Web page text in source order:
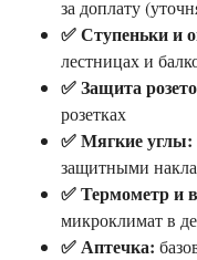
за доплату
✅ Ступеньки и
лестницах и
✅ Защита
розетках
✅ Мягкие углы:
защитными
✅ Термометр и
микроклимат в
✅ Аптечка: